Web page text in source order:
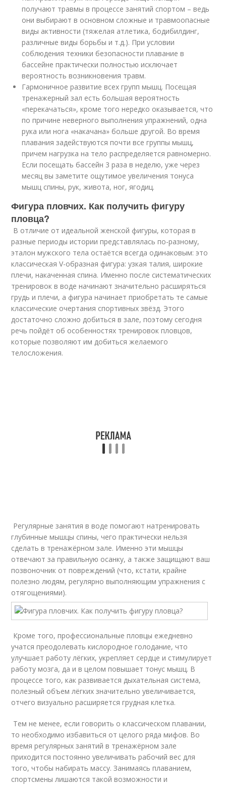
получают травмы в процессе занятий спортом – ведь
они выбирают в основном сложные и травмоопасные
виды активности (тяжелая атлетика, бодибилдинг,
различные виды борьбы и т.д.). При условии
соблюдения техники безопасности плавание в
бассейне практически полностью исключает
вероятность возникновения травм.
Гармоничное развитие всех групп мышц. Посещая
тренажерный зал есть большая вероятность
«перекачаться», кроме того нередко оказывается, что
по причине неверного выполнения упражнений, одна
рука или нога «накачана» больше другой. Во время
плавания задействуются почти все группы мышц,
причем нагрузка на тело распределяется равномерно.
Если посещать бассейн 3 раза в неделю, уже через
месяц вы заметите ощутимое увеличения тонуса
мышц спины, рук, живота, ног, ягодиц.
Фигура пловчих. Как получить фигуру
пловца?
В отличие от идеальной женской фигуры, которая в
разные периоды истории представлялась по-разному,
эталон мужского тела остаётся всегда одинаковым: это
классическая V-образная фигура: узкая талия, широкие
плечи, накаченная спина. Именно после систематических
тренировок в воде начинают значительно расширяться
грудь и плечи, а фигура начинает приобретать те самые
классические очертания спортивных звёзд. Этого
достаточно сложно добиться в зале, поэтому сегодня
речь пойдёт об особенностях тренировок пловцов,
которые позволяют им добиться желаемого
телосложения.
Регулярные занятия в воде помогают натренировать
глубинные мышцы спины, чего практически нельзя
сделать в тренажёрном зале. Именно эти мышцы
отвечают за правильную осанку, а также защищают ваш
позвоночник от повреждений (что, кстати, крайне
полезно людям, регулярно выполняющим упражнения с
отягощениями).
Кроме того, профессиональные пловцы ежедневно
учатся преодолевать кислородное голодание, что
улучшает работу лёгких, укрепляет сердце и стимулирует
работу мозга, да и в целом повышает тонус мышц. В
процессе того, как развивается дыхательная система,
полезный объем лёгких значительно увеличивается,
отчего визуально расширяется грудная клетка.
Тем не менее, если говорить о классическом плавании,
то необходимо избавиться от целого ряда мифов. Во
время регулярных занятий в тренажёрном зале
приходится постоянно увеличивать рабочий вес для
того, чтобы набирать массу. Занимаясь плаванием,
спортсмены лишаются такой возможности и